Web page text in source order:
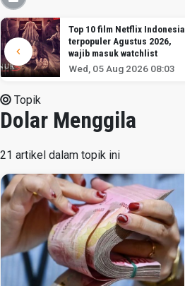
Top 10 film Netflix Indonesia
terpopuler Agustus 2026,
wajib masuk watchlist
Wed, 05 Aug 2026 08:03
Topik
Dolar Menggila
21 artikel dalam topik ini